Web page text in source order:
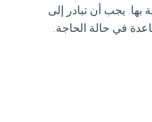
بها. يجب أن تبادر إلى
في حالة الحاجة.